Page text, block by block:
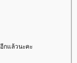
กแล้วนะคะ